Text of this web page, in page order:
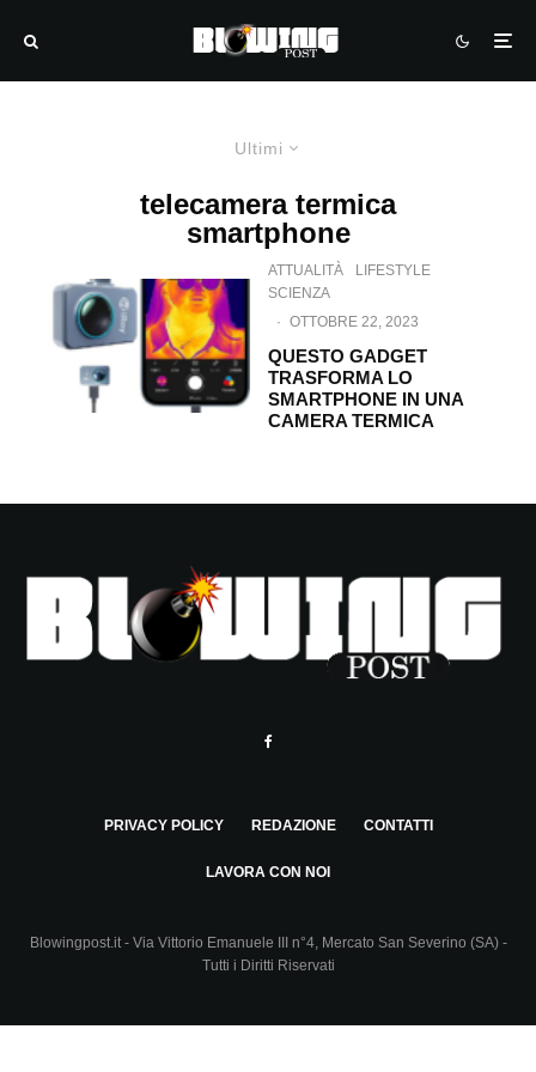
Ultimi
telecamera termica
smartphone
ATTUALITÀ
LIFESTYLE
SCIENZA
· OTTOBRE 22, 2023
QUESTO GADGET
TRASFORMA LO
SMARTPHONE IN UNA
CAMERA TERMICA
PRIVACY POLICY REDAZIONE CONTATTI
LAVORA CON NOI
Blowingpost.it - Via Vittorio Emanuele III n°4, Mercato San Severino (SA) -
Tutti i Diritti Riservati